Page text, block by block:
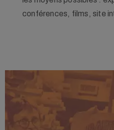
conférences, films, site